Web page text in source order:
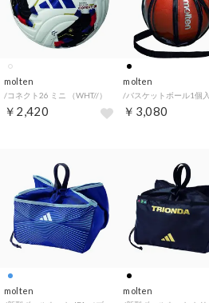
molten
/コネクト26 ミニ （WHT//）
￥2,420
molten
￥3,080
molten molten